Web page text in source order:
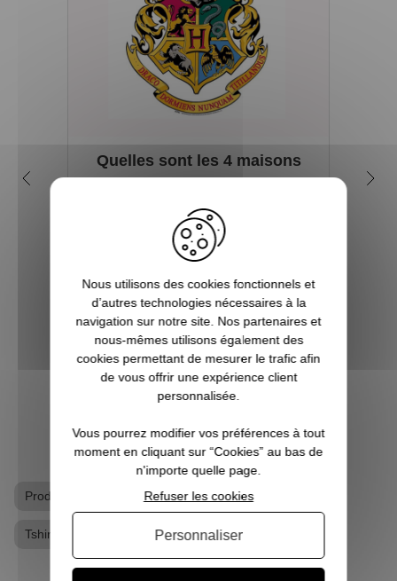
Quelles sont les 4 maisons
Depuis sa première parution en 1997, et
plus encore avec l’arrivée du film en 2001,
le phénomène Harry Potter a conquis la
culture mondiale. La Pottermania nous a
tous et toutes touchées. Qui n’a pas
attendu, fébrilement, le jour de s...
VOIR L'ARTICLE
Produits dérivés Harry Potter T-shirt geek
Tshirt Harry Potter
Nous utilisons des cookies fonctionnels et
d’autres technologies nécessaires à la
navigation sur notre site. Nos partenaires et
nous-mêmes utilisons également des
cookies permettant de mesurer le trafic afin
de vous offrir une expérience client
personnalisée.
Vous pourrez modifier vos préférences à tout
moment en cliquant sur “Cookies” au bas de
n'importe quelle page.
Refuser les cookies
Personnaliser